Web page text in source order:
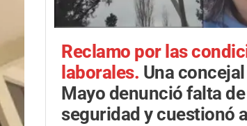
Reclamo por las
laborales. Una
Mayo denunció falta
seguridad y cuestionó